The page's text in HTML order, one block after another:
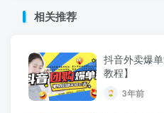
相关推荐
抖音外卖爆
教程】
3年前